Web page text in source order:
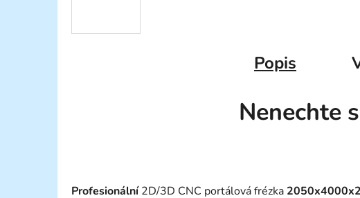
Popis
Nenechte
Profesionální2D/3D CNC portálová frézka